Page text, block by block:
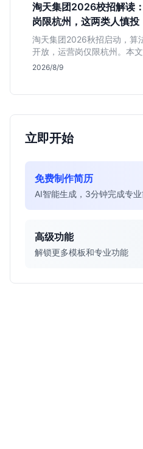
淘天集团2026校招解读
岗限杭州，这两类人慎投
淘天集团2026秋招启动，算
开放，运营岗仅限杭州。本
薪资行情及适合人群，帮应
2026/8/9
立即开始
免费制作简历
AI智能生成，3分钟完成专
高级功能
解锁更多模板和专业功能